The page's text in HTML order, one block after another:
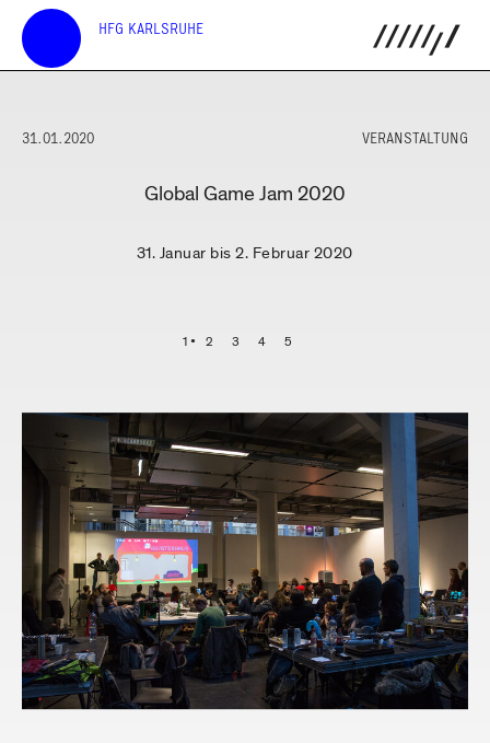
HFG KARLSRUHE
31.01.2020 VERANSTALTUNG
Global Game Jam 2020
31. Januar bis 2. Februar 2020
1 2 3 4 5